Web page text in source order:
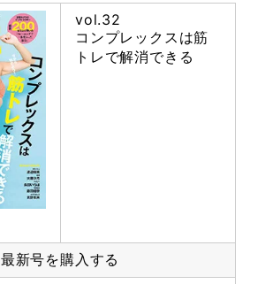
vol.32
コンプレックスは筋
トレで解消できる
最新号を購入する